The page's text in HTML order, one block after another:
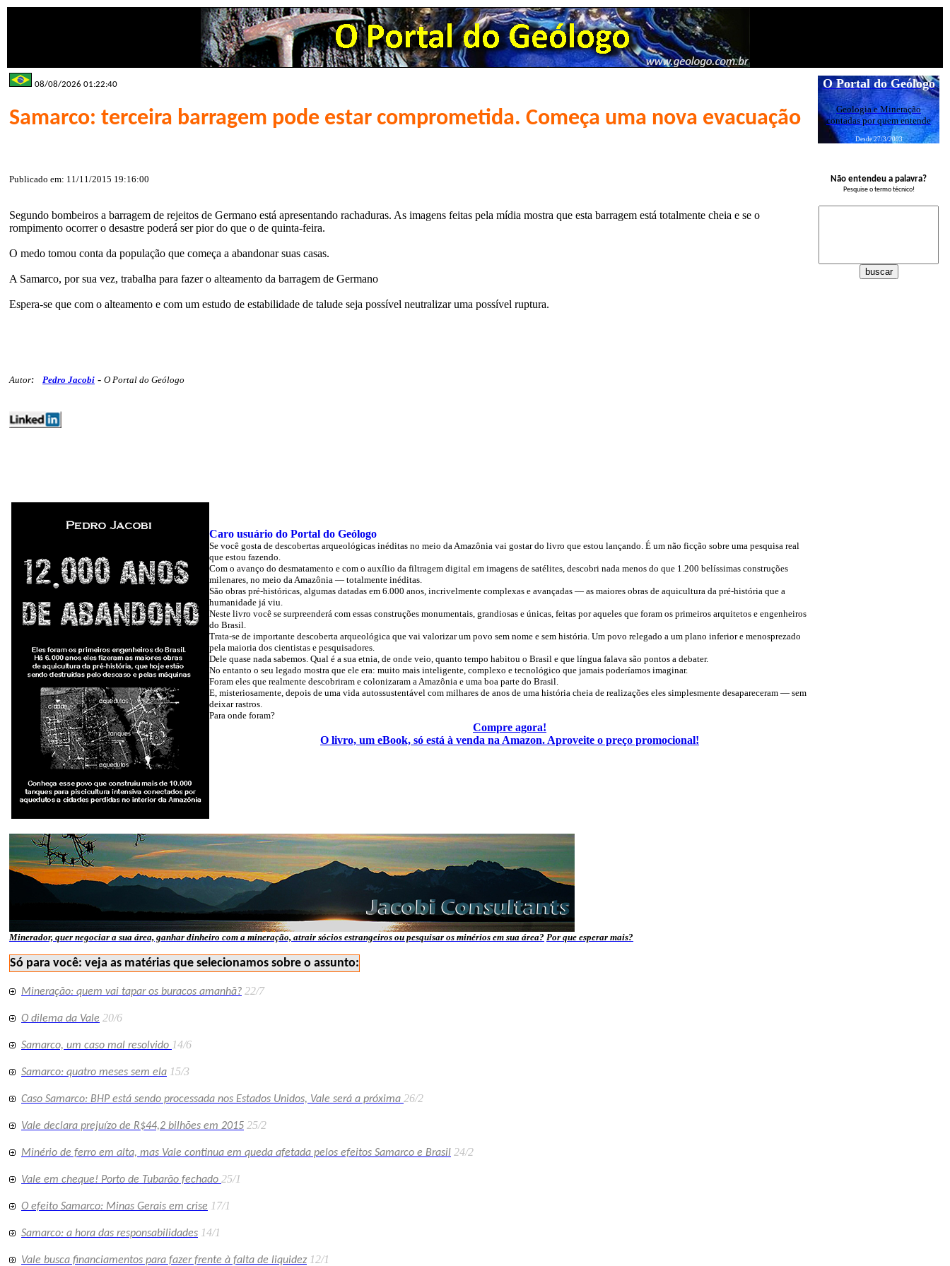
08/08/2026 01:22:40
Samarco: terceira barragem pode estar comprometida. Começa uma nova evacuação
Publicado em: 11/11/2015 19:16:00
Segundo bombeiros a barragem de rejeitos de Germano está apresentando rachaduras. As imagens feitas pela mídia mostra que esta barragem está totalmente cheia e se o
rompimento ocorrer o desastre poderá ser pior do que o de quinta-feira.
O medo tomou conta da população que começa a abandonar suas casas.
A Samarco, por sua vez, trabalha para fazer o alteamento da barragem de Germano
Espera-se que com o alteamento e com um estudo de estabilidade de talude seja possível neutralizar uma possível ruptura.
Autor: Pedro Jacobi - O Portal do Geólogo
Caro usuário do Portal do Geólogo
Se você gosta de descobertas arqueológicas inéditas no meio da Amazônia vai gostar do livro que estou lançando. É um não ficção sobre uma pesquisa real
que estou fazendo.
Com o avanço do desmatamento e com o auxílio da filtragem digital em imagens de satélites, descobri nada menos do que 1.200 belíssimas construções
milenares, no meio da Amazônia — totalmente inéditas.
São obras pré-históricas, algumas datadas em 6.000 anos, incrivelmente complexas e avançadas — as maiores obras de aquicultura da pré-história que a
humanidade já viu.
Neste livro você se surpreenderá com essas construções monumentais, grandiosas e únicas, feitas por aqueles que foram os primeiros arquitetos e engenheiros
do Brasil.
Trata-se de importante descoberta arqueológica que vai valorizar um povo sem nome e sem história. Um povo relegado a um plano inferior e menosprezado
pela maioria dos cientistas e pesquisadores.
Dele quase nada sabemos. Qual é a sua etnia, de onde veio, quanto tempo habitou o Brasil e que língua falava são pontos a debater.
No entanto o seu legado mostra que ele era: muito mais inteligente, complexo e tecnológico que jamais poderíamos imaginar.
Foram eles que realmente descobriram e colonizaram a Amazônia e uma boa parte do Brasil.
E, misteriosamente, depois de uma vida autossustentável com milhares de anos de uma história cheia de realizações eles simplesmente desapareceram — sem
deixar rastros.
Para onde foram?
Compre agora!
O livro, um eBook, só está à venda na Amazon. Aproveite o preço promocional!
Minerador, quer negociar a sua área, ganhar dinheiro com a mineração, atrair sócios estrangeiros ou pesquisar os minérios em sua área? Por que esperar mais?
Só para você: veja as matérias que selecionamos sobre o assunto:
Mineração: quem vai tapar os buracos amanhã? 22/7
O dilema da Vale 20/6
Samarco, um caso mal resolvido 14/6
Samarco: quatro meses sem ela 15/3
Caso Samarco: BHP está sendo processada nos Estados Unidos, Vale será a próxima 26/2
Vale declara prejuízo de R$44,2 bilhões em 2015 25/2
Minério de ferro em alta, mas Vale continua em queda afetada pelos efeitos Samarco e Brasil 24/2
Vale em cheque! Porto de Tubarão fechado 25/1
O efeito Samarco: Minas Gerais em crise 17/1
Samarco: a hora das responsabilidades 14/1
Vale busca financiamentos para fazer frente à falta de liquidez 12/1
O Portal do Geólogo
Geologia e Mineração
contadas por quem entende
Desde 27/3/2003
Não entendeu a palavra?
Pesquise o termo técnico!